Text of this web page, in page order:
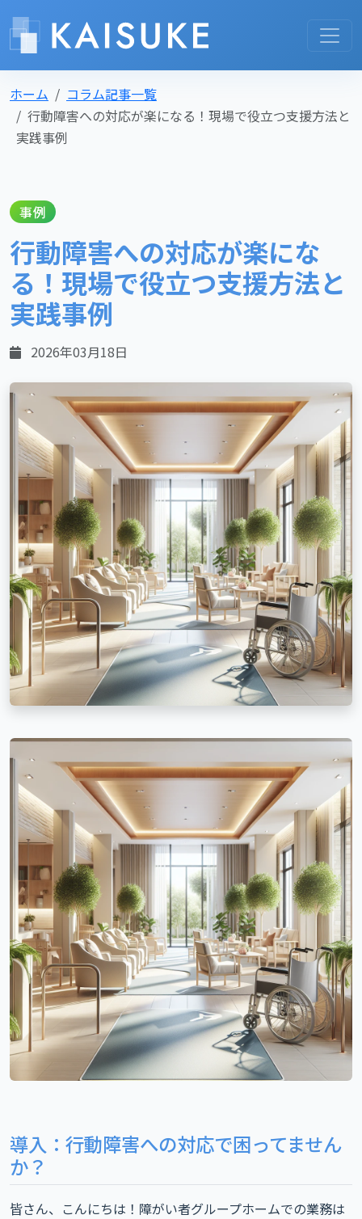
ホーム
コラム記事一覧
行動障害への対応が楽になる！現場で役立つ支援方法と
実践事例
事例
行動障害への対応が楽にな
る！現場で役立つ支援方法と
実践事例
2026年03月18日
導入：行動障害への対応で困ってません
か？
皆さん、こんにちは！障がい者グループホームでの業務は